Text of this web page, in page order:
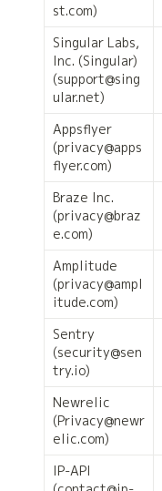
st.com)
Singular Labs,
Inc. (Singular)
(support@sing
ular.net)
Appsflyer
(privacy@apps
flyer.com)
Braze Inc.
(privacy@braz
e.com)
Amplitude
(privacy@ampl
itude.com)
Sentry
(security@sen
try.io)
Newrelic
(Privacy@newr
elic.com)
IP-API